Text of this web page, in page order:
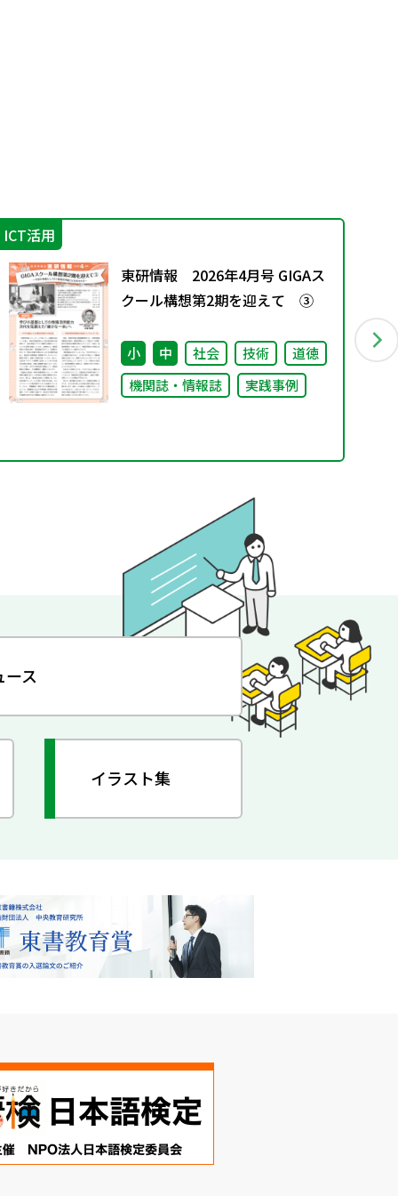
ICT活用
東研情報 2026年4月号 GIGAス
クール構想第2期を迎えて ③
小 中 社会 技術
道徳
機関誌・情報誌
実践事例
ース
イラスト集